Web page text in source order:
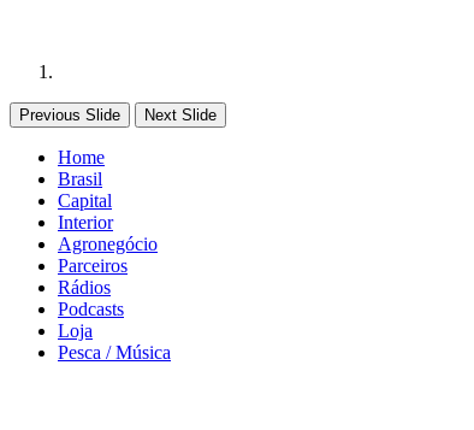
Previous Slide Next Slide
Home
Brasil
Capital
Interior
Agronegócio
Parceiros
Rádios
Podcasts
Loja
Pesca / Música